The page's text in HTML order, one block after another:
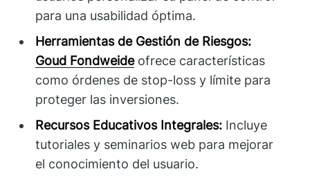
para una usabilidad óptima.
Herramientas de Gestión de Riesgos:
Goud Fondweideofrece características
como órdenes de stop-loss y límite para
proteger las inversiones.
Recursos Educativos Integrales: Incluye
tutoriales y seminarios web para mejorar
el conocimiento del usuario.